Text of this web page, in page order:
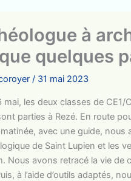
à
que quelques
/ 31 mai 2023
mai, les deux classes de CE1/
parties à Rezé. En route
avec une guide, nous
de Saint Lupien et les
Nous avons retracé la vie de
à l’aide d’outils adaptés,